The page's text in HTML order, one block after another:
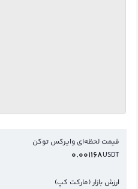
قیمت لحظه‌ای وایرکس توکن
USDT
0.001168
ارزش بازار (مارکت کپ)